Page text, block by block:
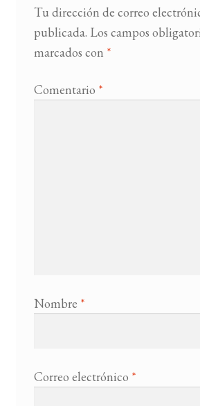
Tu dirección de correo
publicada. Los campos
marcados con *
Comentario *
Nombre *
Correo electrónico *